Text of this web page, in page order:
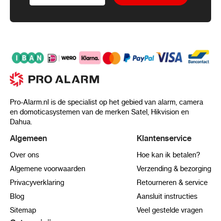
Pro-Alarm.nl is de specialist op het gebied van alarm, camera
en domoticasystemen van de merken Satel, Hikvision en
Dahua.
Algemeen
Over ons
Algemene voorwaarden
Privacyverklaring
Blog
Sitemap
Klantenservice
Hoe kan ik betalen?
Verzending & bezorging
Retourneren & service
Aansluit instructies
Veel gestelde vragen